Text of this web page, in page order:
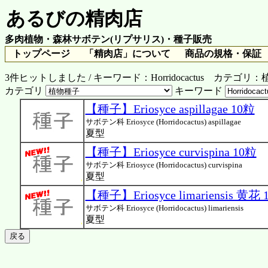
あるびの精肉店
多肉植物・森林サボテン(リプサリス)・種子販売
トップページ
「精肉店」について 商品の規格・保証
3件ヒットしました / キーワード：Horridocactus カテゴリ
カテゴリ
キーワード
【種子】Eriosyce aspillagae 10粒
サボテン科 Eriosyce (Horridocactus) aspillagae
夏型
【種子】Eriosyce curvispina 10粒
サボテン科 Eriosyce (Horridocactus) curvispina
夏型
【種子】Eriosyce limariensis 黄花
サボテン科 Eriosyce (Horridocactus) limariensis
夏型